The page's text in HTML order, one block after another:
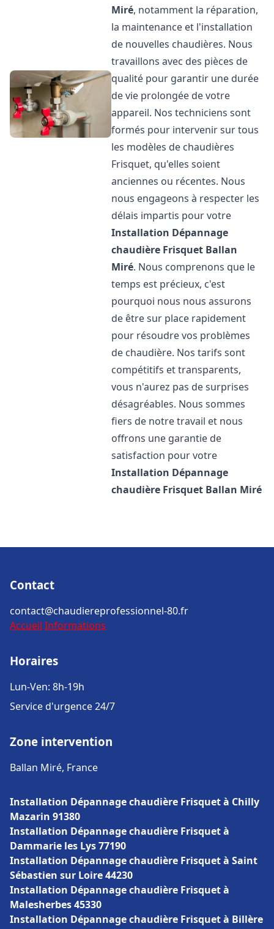
Miré, notamment la réparation,
la maintenance et l'installation
de nouvelles chaudières. Nous
travaillons avec des pièces de
qualité pour garantir une durée
de vie prolongée de votre
appareil. Nos techniciens sont
formés pour intervenir sur tous
les modèles de chaudières
Frisquet, qu'elles soient
anciennes ou récentes. Nous
nous engageons à respecter les
délais impartis pour votre
Installation Dépannage
chaudière Frisquet Ballan
Miré. Nous comprenons que le
temps est précieux, c'est
pourquoi nous nous assurons
de être sur place rapidement
pour résoudre vos problèmes
de chaudière. Nos tarifs sont
compétitifs et transparents,
vous n'aurez pas de surprises
désagréables. Nous sommes
fiers de notre travail et nous
offrons une garantie de
satisfaction pour votre
Installation Dépannage
chaudière Frisquet Ballan Miré
Contact
contact@chaudiereprofessionnel-80.fr
Accueil Informations
Horaires
Lun-Ven: 8h-19h
Service d'urgence 24/7
Zone intervention
Ballan Miré, France
Installation Dépannage chaudière Frisquet à Chilly
Mazarin 91380
Installation Dépannage chaudière Frisquet à
Dammarie les Lys 77190
Installation Dépannage chaudière Frisquet à Saint
Sébastien sur Loire 44230
Installation Dépannage chaudière Frisquet à
Malesherbes 45330
Installation Dépannage chaudière Frisquet à Billère